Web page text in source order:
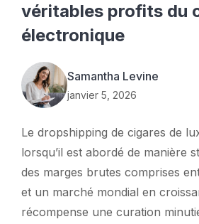
véritables profits du
électronique
Samantha Levine
janvier 5, 2026
Le dropshipping de cigares de
lorsqu’il est abordé de manière
des marges brutes comprises
et un marché mondial en
récompense une curation